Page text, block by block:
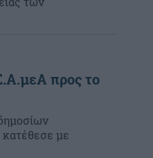
προς το
με